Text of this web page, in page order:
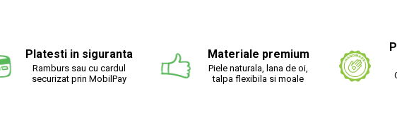
Platesti in siguranta
Ramburs sau cu cardul
securizat prin MobilPay
Materiale premium
Piele naturala, lana de oi,
talpa flexibila si moale